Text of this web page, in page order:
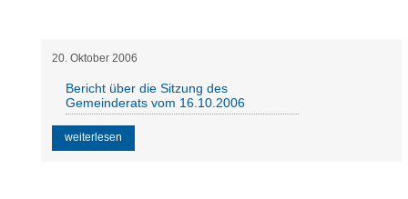
20 Oktober 2006
Bericht über die Sitzung des
Gemeinderats vom 16.10.2006
weiterlesen